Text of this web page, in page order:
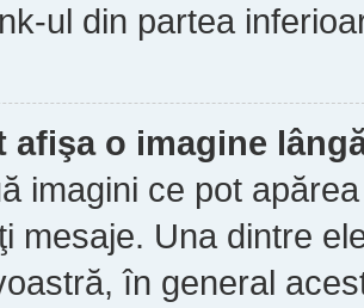
ul din partea
afişa o imagine
imagini ce pot
mesaje. Una dintre
în general